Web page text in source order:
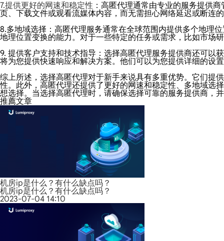
7.提供更好的网速和稳定性 ：高匿代理通常由专业的服务提供
页、下载文件或观看流媒体内容，而无需担心网络延迟或断连
8.多地域选择：高匿代理服务通常在全球范围内提供多个地理
地理位置变换的能力。对于一些特定的任务或需求，比如市场
9. 提供客户支持和技术指导：选择高匿代理服务提供商还可以
将为您提供快速响应和解决方案。他们可以为您提供详细的设
综上所述，选择高匿代理对于新手来说具有多重优势。它们提
性。此外，高匿代理还提供了更好的网速和稳定性、多地域选
想选择。当选择高匿代理时，请确保选择可靠的服务提供商，
推薦文章
机房ip是什么？有什么缺点吗？
机房ip是什么？有什么缺点吗？
2023-07-04 14:10